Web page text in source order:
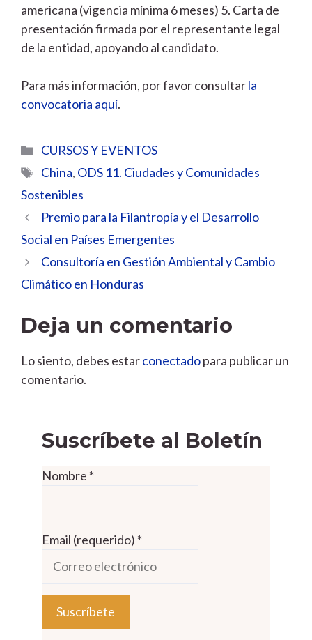
americana (vigencia mínima 6 meses) 5. Carta de
presentación firmada por el representante legal
de la entidad, apoyando al candidato.
Para más información, por favor consultarla
convocatoria aquí.
Categorías
CURSOS Y EVENTOS
Etiquetas
China, ODS 11. Ciudades y Comunidades
Sostenibles
Premio para la Filantropía y el Desarrollo
Social en Países Emergentes
Consultoría en Gestión Ambiental y Cambio
Climático en Honduras
Deja un comentario
Lo siento, debes estarconectadopara publicar un
comentario.
Suscríbete al Boletín
Nombre *
Email (requerido) *